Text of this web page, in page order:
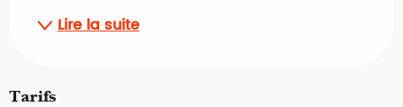
Lire la suite
Tarifs